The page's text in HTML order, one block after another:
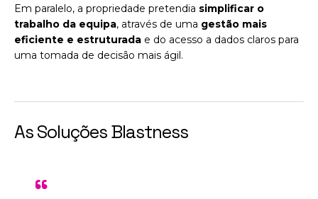
Em paralelo, a propriedade pretendia simplificar o
trabalho da equipa, através de uma gestão mais
eficiente e estruturada e do acesso a dados claros para
uma tomada de decisão mais ágil.
As Soluções Blastness
"